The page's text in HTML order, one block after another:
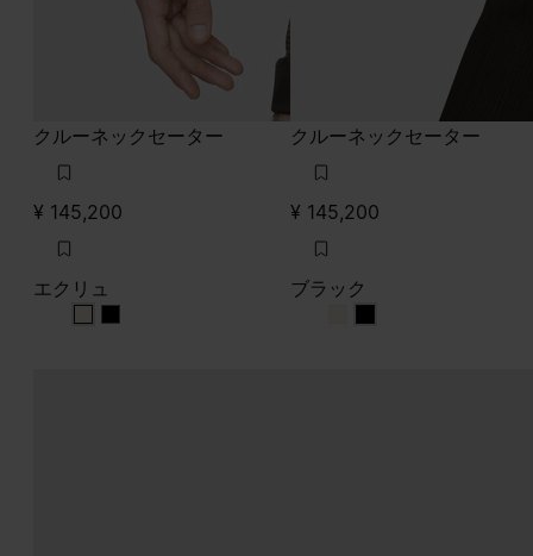
クルーネックセーター
¥ 145,200
エクリュ
エクリュ
エクリュ
クルーネックセーター
¥ 145,200
ブラック
ブラック
ブラック